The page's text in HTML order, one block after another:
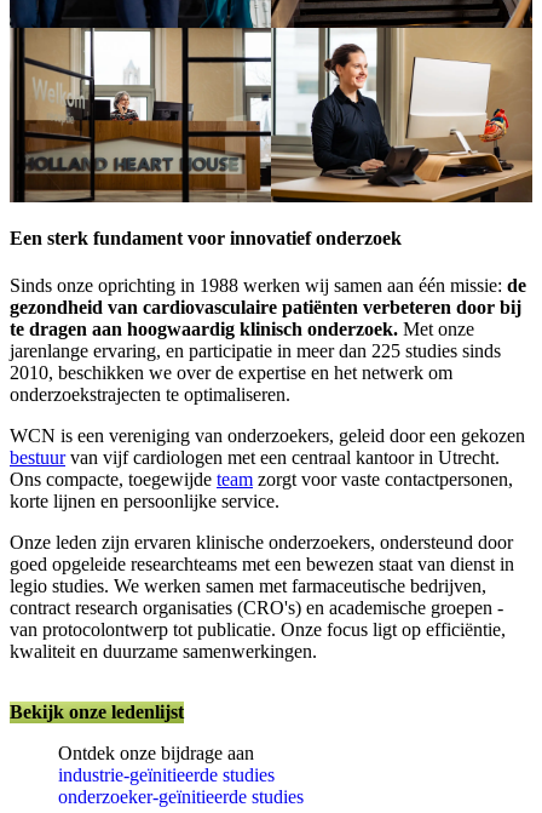
Een sterk fundament voor innovatief onderzoek
Sinds onze oprichting in 1988 werken wij samen aan één missie: de
gezondheid van cardiovasculaire patiënten verbeteren door bij
te dragen aan hoogwaardig klinisch onderzoek. Met onze
jarenlange ervaring, en participatie in meer dan 225 studies sinds
2010, beschikken we over de expertise en het netwerk om
onderzoekstrajecten te optimaliseren.
WCN is een vereniging van onderzoekers, geleid door een gekozen
bestuurvan vijf cardiologen met een centraal kantoor in Utrecht.
Ons compacte, toegewijde team zorgt voor vaste contactpersonen,
korte lijnen en persoonlijke service.
Onze leden zijn ervaren klinische onderzoekers, ondersteund door
goed opgeleide researchteams met een bewezen staat van dienst in
legio studies. We werken samen met farmaceutische bedrijven,
contract research organisaties (CRO's) en academische groepen -
van protocolontwerp tot publicatie. Onze focus ligt op efficiëntie,
kwaliteit en duurzame samenwerkingen.
Bekijk onze ledenlijst
Ontdek onze bijdrage aan
industrie-geïnitieerde studies
onderzoeker-geïnitieerde studies